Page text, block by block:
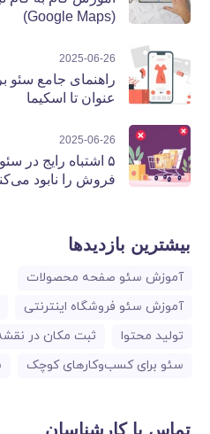
(Google Maps)
2025-06-26
راهنمای جامع سئو
عنوان تا اسکیما
2025-06-26
۵ اشتباه رایج در
فروش را نابود
بیشترین بازدیدها
آموزش سئو صفحه محصولات
آموزش سئو فروشگاه اینترنتی
تولید محتوا
ثبت مکان در
سئو برای کسب‌وکارهای کوچک
تماس با کارشناسان